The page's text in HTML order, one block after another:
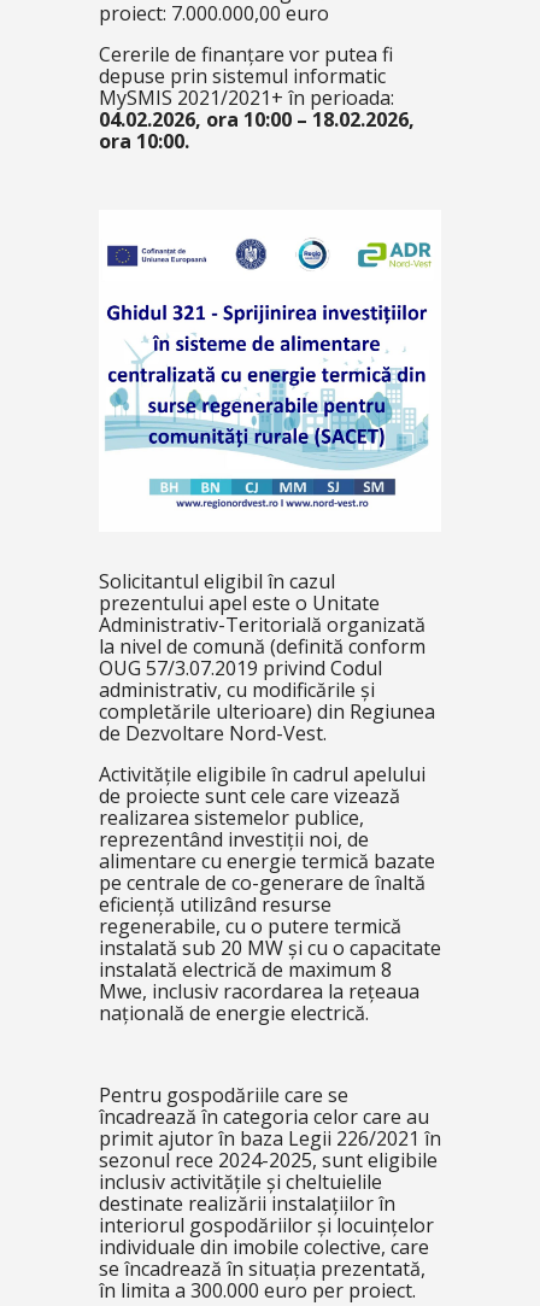
proiect: 7.000.000,00 euro
Cererile de finanțare vor putea fi
depuse prin sistemul informatic
MySMIS 2021/2021+ în perioada:
04.02.2026, ora 10:00 – 18.02.2026,
ora 10:00.
Solicitantul eligibil în cazul
prezentului apel este o Unitate
Administrativ-Teritorială organizată
la nivel de comună (definită conform
OUG 57/3.07.2019 privind Codul
administrativ, cu modificările şi
completările ulterioare) din Regiunea
de Dezvoltare Nord-Vest.
Activitățile eligibile în cadrul apelului
de proiecte sunt cele care vizează
realizarea sistemelor publice,
reprezentând investiții noi, de
alimentare cu energie termică bazate
pe centrale de co-generare de înaltă
eficiență utilizând resurse
regenerabile, cu o putere termică
instalată sub 20 MW și cu o capacitate
instalată electrică de maximum 8
Mwe, inclusiv racordarea la rețeaua
națională de energie electrică.
Pentru gospodăriile care se
încadrează în categoria celor care au
primit ajutor în baza Legii 226/2021 în
sezonul rece 2024-2025, sunt eligibile
inclusiv activitățile și cheltuielile
destinate realizării instalațiilor în
interiorul gospodăriilor și locuințelor
individuale din imobile colective, care
se încadrează în situația prezentată,
în limita a 300.000 euro per proiect.